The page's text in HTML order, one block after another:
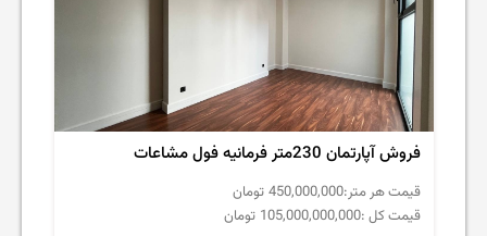
فروش آپارتمان 230متر فرمانیه فول مشاعات
قیمت هر متر:450,000,000 تومان
قیمت کل :105,000,000,000 تومان